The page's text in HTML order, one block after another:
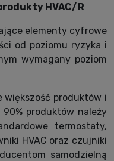
HVAC/R
elementy cyfrowe
od poziomu ryzyka i
wymagany poziom
większość produktów i
90% produktów należy
termostaty,
HVAC oraz czujniki
samodzielną